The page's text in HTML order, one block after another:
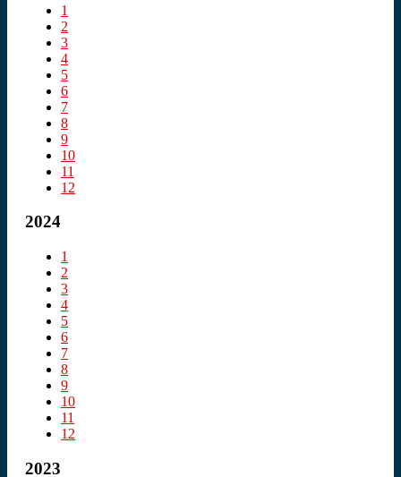
1
2
3
4
5
6
7
8
9
10
11
12
2024
1
2
3
4
5
6
7
8
9
10
11
12
2023